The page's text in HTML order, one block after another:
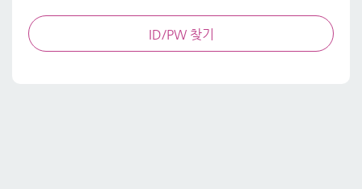
ID/PW 찾기